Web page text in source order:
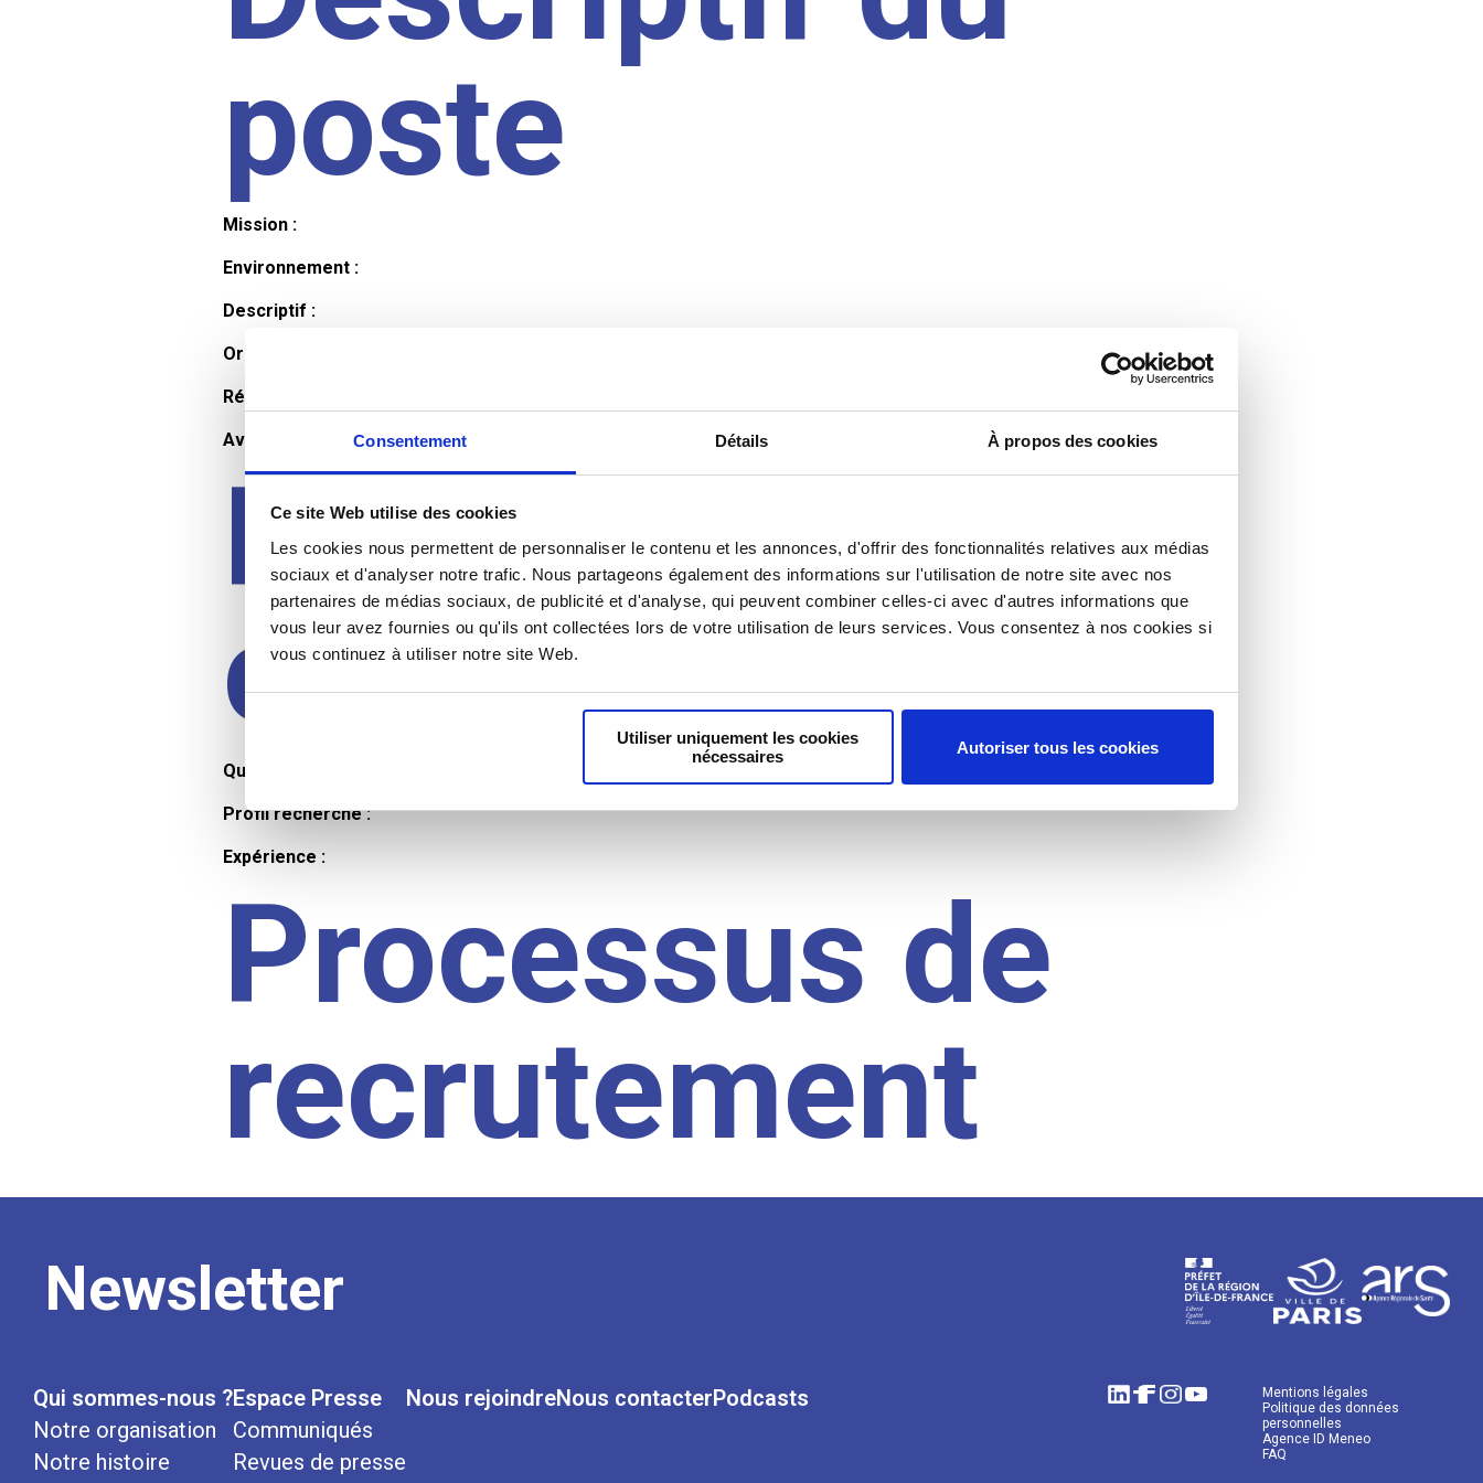
Consentement Détails À propos des cookies
Ce site Web utilise des cookies
Les cookies nous permettent de personnaliser le contenu et les annonces, d'offrir des fonctionnalités relatives aux médias
sociaux et d'analyser notre trafic. Nous partageons également des informations sur l'utilisation de notre site avec nos
partenaires de médias sociaux, de publicité et d'analyse, qui peuvent combiner celles-ci avec d'autres informations que
vous leur avez fournies ou qu'ils ont collectées lors de votre utilisation de leurs services. Vous consentez à nos cookies si
vous continuez à utiliser notre site Web.
Utiliser uniquement les cookies
nécessaires
Autoriser tous les cookies
poste
Mission :
Environnement :
Descriptif :
Organisation et horaires :
Rémunération :
Avantages :
Profil du
candidat
Qualifications et diplômes :
Profil recherché :
Expérience :
Processus de
recrutement
Newsletter
Qui sommes-nous ?
Notre organisation
Notre histoire
Espace Presse
Communiqués
Revues de presse
Nous rejoindreNous contacterPodcasts
Mentions légales
Politique des données
personnelles
Agence ID Meneo
FAQ